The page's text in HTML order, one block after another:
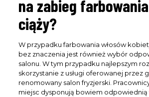
na zabieg
ciąży?
W przypadku farbowania włosów
bez znaczenia jest również wybór
salonu. W tym przypadku najlepszym
skorzystanie z usługi oferowanej przez
renomowany salon fryzjerski.
miejsc dysponują bowiem odpowiednią